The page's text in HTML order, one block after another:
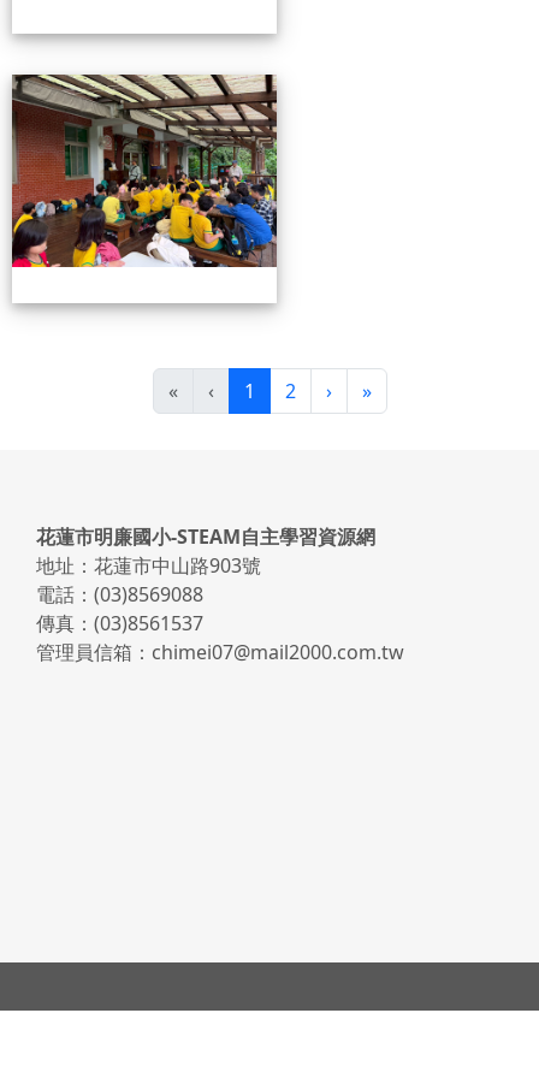
115池南校外教學
« ‹ 1 (目前頁次)
2 ›下一頁
»最後頁
頁尾區域內容
花蓮市明廉國小-STEAM自主學習資源網
地址：花蓮市中山路903號
電話：(03)8569088
傳真：(03)8561537
管理員信箱：chimei07@mail2000.com.tw